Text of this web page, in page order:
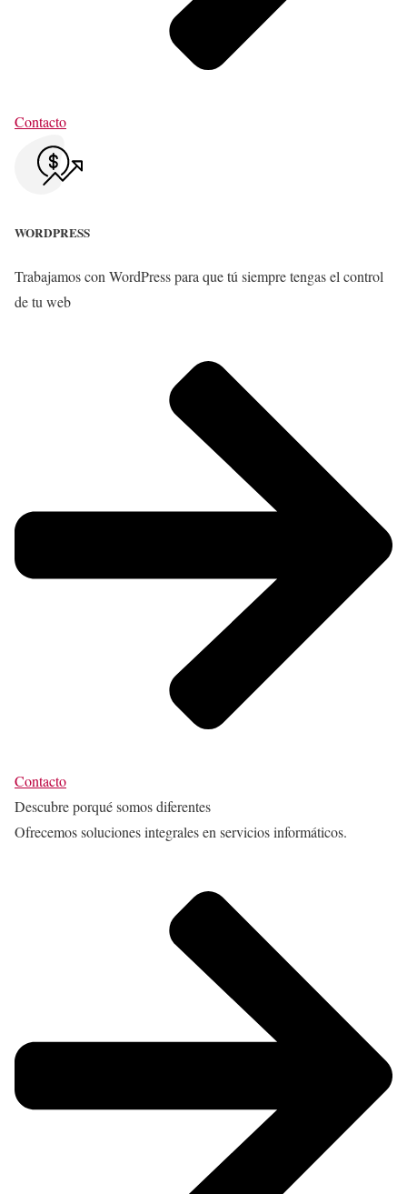
Contacto
WORDPRESS
Trabajamos con WordPress para que tú siempre tengas el control
de tu web
Contacto
Descubre porqué somos diferentes
Ofrecemos soluciones integrales en servicios informáticos.